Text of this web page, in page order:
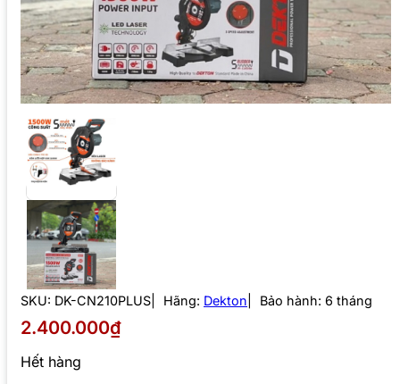
SKU: DK-CN210PLUS Hãng: Dekton Bảo hành: 6 tháng
2.400.000₫
Hết hàng